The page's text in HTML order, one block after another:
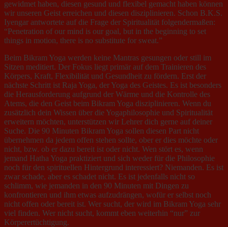
gewidmet haben, diesen gesund und flexibel gemacht haben können
wir unseren Geist erreichen und diesen disziplinieren. Schon B.K.S.
Iyengar antwortete auf die Frage der Spiritualität folgendermaßen:
“Penetration of our mind is our goal, but in the beginning to set
things in motion, there is no substitute for sweat.”
Beim Bikram Yoga werden keine Mantras gesungen oder still im
Sitzen meditiert. Der Fokus liegt primär auf dem Trainieren des
Körpers, Kraft, Flexibilität und Gesundheit zu fördern. Erst der
nächste Schritt ist Raja Yoga, der Yoga des Geistes. Es ist besonders
die Herausforderung aufgrund der Wärme und die Kontrolle des
Atems, die den Geist beim Bikram Yoga disziplinieren. Wenn du
zusätzlich dein Wissen über die Yogaphilosophie und Spiritualität
erweitern möchten, unterstützen wir Lehrer dich gerne auf deiner
Suche. Die 90 Minuten Bikram Yoga sollen diesen Part nicht
übernehmen da jedem offen stehen sollte, ober er dies möchte oder
nicht, bzw. ob er dazu bereit ist oder nicht. Wen stört es, wenn
jemand Hatha Yoga praktiziert und sich weder für die Philosophie
noch für den spirituellen Hintergrund interessiert? Niemanden. Es ist
zwar schade, aber es schadet nicht. Es ist jedenfalls nicht so
schlimm, wie jemanden in den 90 Minuten mit Dingen zu
konfrontieren und ihm etwas aufzudrängen, wofür er selbst noch
nicht offen oder bereit ist. Wer sucht, der wird im Bikram Yoga sehr
viel finden. Wer nicht sucht, kommt eben weiterhin “nur” zur
Körperertüchtigung.